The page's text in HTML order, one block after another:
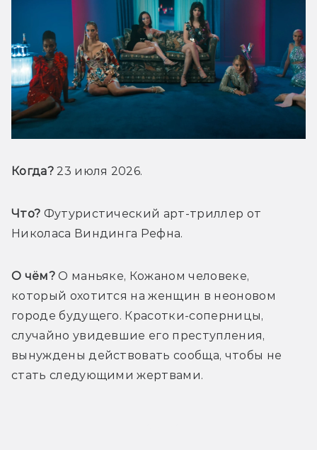
Когда? 23 июля 2026.
Что? Футуристический арт-триллер от
Николаса Виндинга Рефна.
О чём? О маньяке, Кожаном человеке,
который охотится на женщин в неоновом
городе будущего. Красотки-соперницы,
случайно увидевшие его преступления,
вынуждены действовать сообща, чтобы не
стать следующими жертвами.